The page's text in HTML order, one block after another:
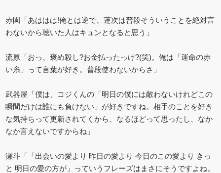
赤園「あははは!俺とは逆で、蓮次は普段そういうことを絶対言
わないから聴いた人はキュンとなると思う」
流原「おっ、褒め殺し?お金払ったっけ?(笑)。俺は「運命の赤
い糸」って言葉が好き。普段使わないからさ」
武器屋「僕は、コジくんの「明日の僕には敵わないけれどこの
瞬間だけは誰にも負けない」が好きですね。相手のことを好き
な気持ちって更新されてくから、なるほどって思ったし、なか
なか言えないですからね」
瀬斗「「出会いの愛より 昨日の愛より 今日のこの愛より きっ
と 明日の愛の方が」っていうフレーズはまさにそうですよね。